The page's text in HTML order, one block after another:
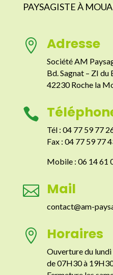
PAYSAGISTE À
 Adresse
Société AM
Bd. Sagnat – ZI du
42230 Roche la

Tél : 04 77 59 77
Fax : 04 77 59 77
Mobile : 06 14 61
 Mail
contact@am-
 Horaires
Ouverture du
de 07H30 à